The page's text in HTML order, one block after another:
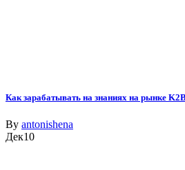
Как зарабатывать на знаниях на рынке
By antonishena
Дек10